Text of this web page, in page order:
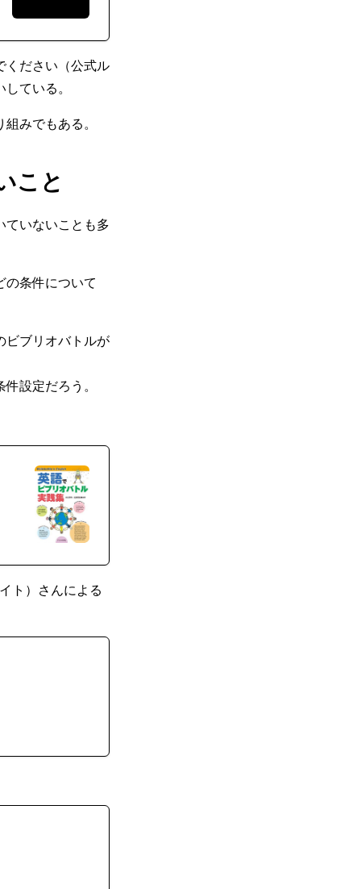
ください（公式ル
ている。
みでもある。
こと
ていないことも多
条件について
ビブリオバトルが
設定だろう。
ト）さんによる